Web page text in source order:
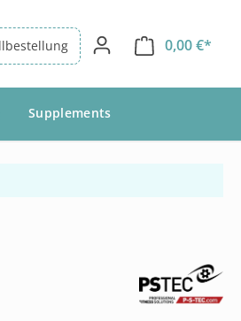
0,00 €*
Supplements